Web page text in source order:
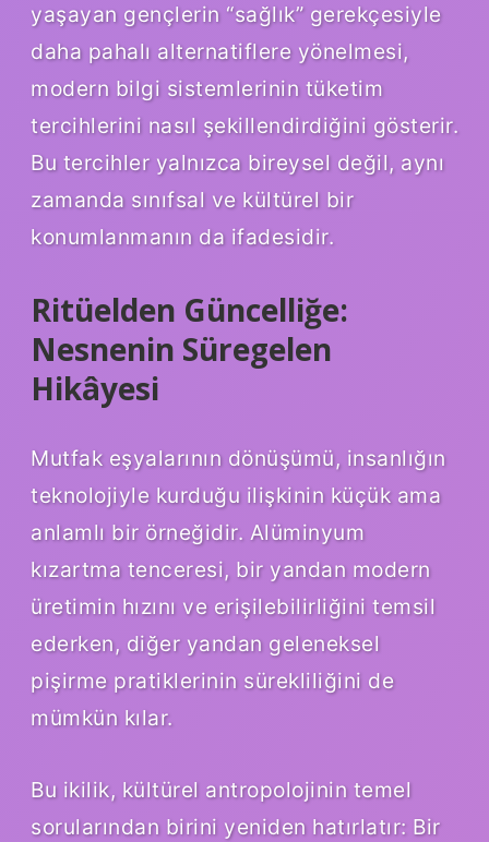
yaşayan gençlerin “sağlık” gerekçesiyle
daha pahalı alternatiflere yönelmesi,
modern bilgi sistemlerinin tüketim
tercihlerini nasıl şekillendirdiğini gösterir.
Bu tercihler yalnızca bireysel değil, aynı
zamanda sınıfsal ve kültürel bir
konumlanmanın da ifadesidir.
Ritüelden Güncelliğe:
Nesnenin Süregelen
Hikâyesi
Mutfak eşyalarının dönüşümü, insanlığın
teknolojiyle kurduğu ilişkinin küçük ama
anlamlı bir örneğidir. Alüminyum
kızartma tenceresi, bir yandan modern
üretimin hızını ve erişilebilirliğini temsil
ederken, diğer yandan geleneksel
pişirme pratiklerinin sürekliliğini de
mümkün kılar.
Bu ikilik, kültürel antropolojinin temel
sorularından birini yeniden hatırlatır: Bir